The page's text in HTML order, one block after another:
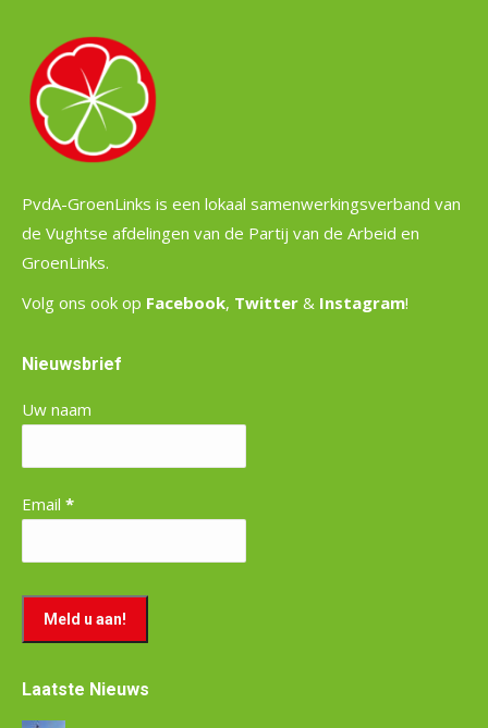
PvdA-GroenLinks is een lokaal samenwerkingsverband van
de Vughtse afdelingen van de Partij van de Arbeid en
GroenLinks.
Volg ons ook op Facebook, Twitter & Instagram!
Nieuwsbrief
Uw naam
Email *
Laatste Nieuws